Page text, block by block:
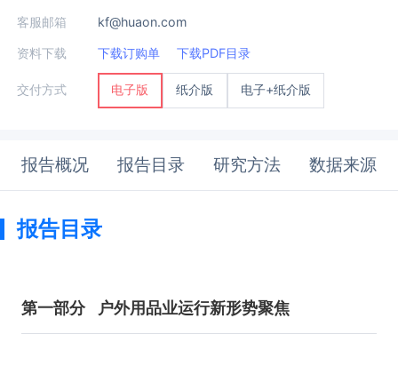
客服邮箱 kf@huaon.com
资料下载 下载订购单 下载PDF目录
交付方式 电子版 纸介版 电子+纸介版
报告概况 报告目录 研究方法 数据来源
报告目录
第一部分 户外用品业运行新形势聚焦